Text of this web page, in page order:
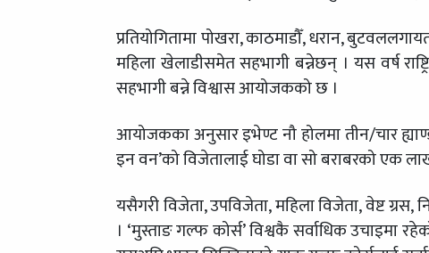
प्रतियोगितामा पोखरा, काठमाडौँ, धरान,
महिला खेलाडीसमेत सहभागी बन्नेछन् । यस वर्ष
सहभागी बन्ने विश्वास आयोजकको छ ।
आयोजकका अनुसार इभेण्ट नौ होलमा तीन/चार
इन वन’को विजेतालाई घोडा वा सो बराबरको एक
यसैगरी विजेता, उपविजेता, महिला विजेता, वेष्ट ग्रस,
। ‘मुस्ताङ गल्फ कोर्स’ विश्वकै सर्वाधिक उचाइमा